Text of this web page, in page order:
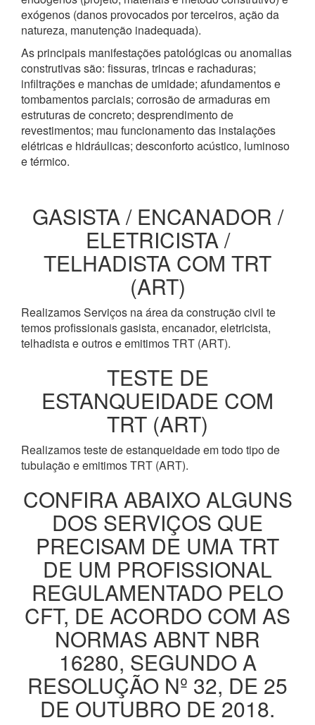
exógenos (danos provocados por terceiros, ação da
natureza, manutenção inadequada).
As principais manifestações patológicas ou anomalias
construtivas são: fissuras, trincas e rachaduras;
infiltrações e manchas de umidade; afundamentos e
tombamentos parciais; corrosão de armaduras em
estruturas de concreto; desprendimento de
revestimentos; mau funcionamento das instalações
elétricas e hidráulicas; desconforto acústico, luminoso
e térmico.
GASISTA / ENCANADOR /
ELETRICISTA /
TELHADISTA COM TRT
(ART)
Realizamos Serviços na área da construção civil te
temos profissionais gasista, encanador, eletricista,
telhadista e outros e emitimos TRT (ART).
TESTE DE
ESTANQUEIDADE COM
TRT (ART)
Realizamos teste de estanqueidade em todo tipo de
tubulação e emitimos TRT (ART).
CONFIRA ABAIXO ALGUNS
DOS SERVIÇOS QUE
PRECISAM DE UMA TRT
DE UM PROFISSIONAL
REGULAMENTADO PELO
CFT, DE ACORDO COM AS
NORMAS ABNT NBR
16280, SEGUNDO A
RESOLUÇÃO Nº 32, DE 25
DE OUTUBRO DE 2018.